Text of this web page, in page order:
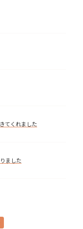
てくれました
ました